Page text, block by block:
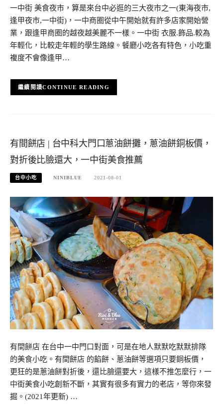
一中街 美食夜市，算是來台中必逛的三大夜市之一(東海夜市,
逢甲夜市,一中街)，一中商圈從中午開始就有許多店家開始營
業，跟逢甲商圈的越夜越美麗不一樣。一中街 衣服.飾品.較為
年輕化，比較走年輕的學生路線。餐廳小吃各有特色，小吃重
複度不會像逢甲…
CONTINUE READING
有間餅店 | 台中科大門口蔥油餅攤，蔥油餅銅板價，
對折後比臉還大，一中街美食推薦
台中小吃 NINIBLUE 2021-08-01
有間餅店 在台中一中門口對面，可是在地人默默吃默默排隊
的美食小吃。有間餅店 的餡餅、蔥油餅等選項只要銅板價，
更狂的是蔥油餅對折後，還比臉還要大，這樣不推怎麼行，一
中街美食小吃創新不斷，其實有很多有實力的老店，等你來發
掘。(2021年更新) …